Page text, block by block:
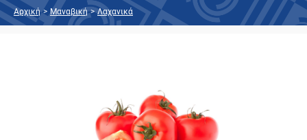
Αρχική > Μαναβική > Λαχανικά